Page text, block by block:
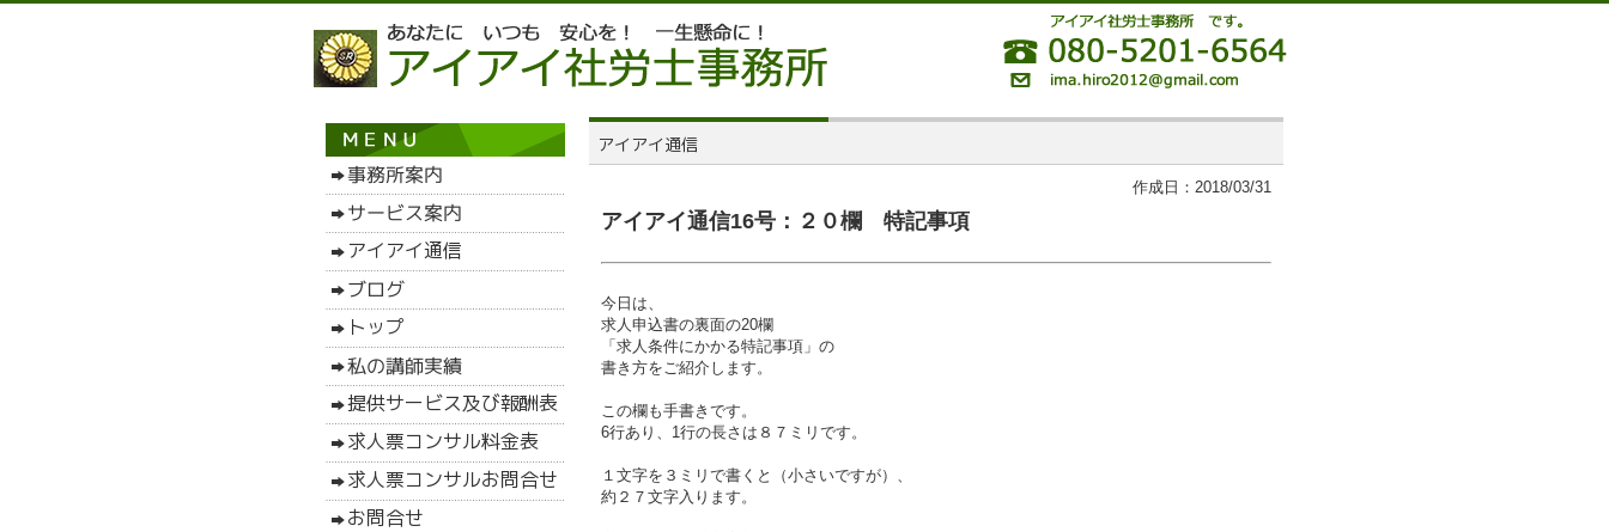
作成日：2018/03/31
アイアイ通信16号：２０欄 特記事項
今日は、
求人申込書の裏面の20欄
「求人条件にかかる特記事項」の
書き方をご紹介します。
この欄も手書きです。
6行あり、1行の長さは８７ミリです。
１文字を３ミリで書くと（小さいですが）、
約２７文字入ります。